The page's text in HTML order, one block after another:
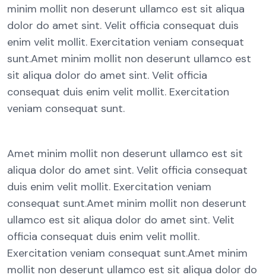
minim mollit non deserunt ullamco est sit aliqua
dolor do amet sint. Velit officia consequat duis
enim velit mollit. Exercitation veniam consequat
sunt.Amet minim mollit non deserunt ullamco est
sit aliqua dolor do amet sint. Velit officia
consequat duis enim velit mollit. Exercitation
veniam consequat sunt.
Amet minim mollit non deserunt ullamco est sit
aliqua dolor do amet sint. Velit officia consequat
duis enim velit mollit. Exercitation veniam
consequat sunt.Amet minim mollit non deserunt
ullamco est sit aliqua dolor do amet sint. Velit
officia consequat duis enim velit mollit.
Exercitation veniam consequat sunt.Amet minim
mollit non deserunt ullamco est sit aliqua dolor do